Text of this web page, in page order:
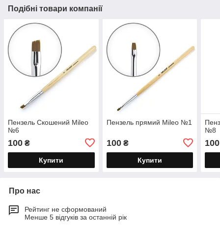
Подібні товари компанії
Пензель Скошений Mileo
№6
100 ₴
Купити
Пензель прямий Mileo №1
100₴
Купити
№8
100
Про нас
Рейтинг не сформований
Менше 5 відгуків за останній рік